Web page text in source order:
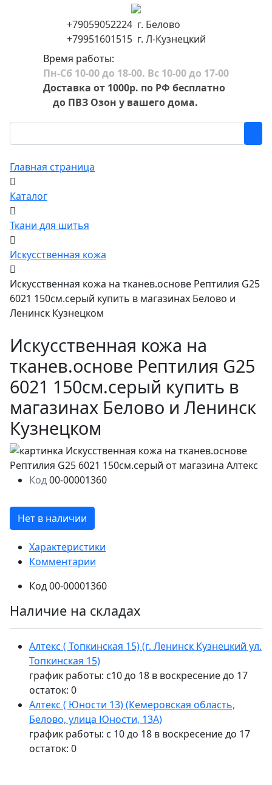
+79059052224 г. Белово
+79951601515 г. Л-Кузнецкий
Время работы:
Пн-Сб 10-00 до 18-00. Вс 10-00 до 17-00
Доставка от 1000р. по РФ бесплатно
до ПВЗ Озон у вашего дома.
Главная страница
Каталог
Ткани для шитья
Искусственная кожа
Искусственная кожа на тканев.основе Рептилия G25
6021 150см.серый купить в магазинах Белово и
Ленинск Кузнецком
Искусственная кожа на
тканев.основе Рептилия G25
6021 150см.серый купить в
магазинах Белово и Ленинск
Кузнецком
Код00-00001360
Нет в наличии
Характеристики
Комментарии
Код00-00001360
Наличие на складах
Алтекс ( Топкинская 15) (г. Ленинск Кузнецкий ул.
Топкинская 15)
график работы: с10 до 18 в воскресение до 17
остаток: 0
Алтекс ( Юности 13) (Кемеровская область,
Белово, улица Юности, 13А)
график работы: с 10 до 18 в воскресение до 17
остаток: 0